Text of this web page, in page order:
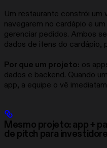
Um restaurante constrói um
navegarem no cardápio e
gerenciar pedidos. Ambos
dados de itens do cardápio,
Por que um projeto: os
dados e backend. Quando
app, a equipe o vê
Mesmo projeto: app +
de pitch para